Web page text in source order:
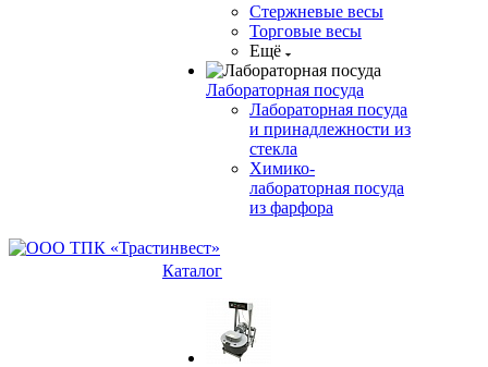
Стержневые весы
Торговые весы
Ещё
Лабораторная посуда
Лабораторная посуда
и принадлежности из
стекла
Химико-
лабораторная посуда
из фарфора
Каталог